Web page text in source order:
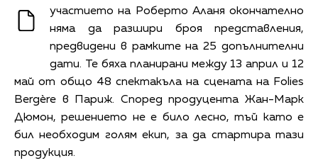
участието на Роберто Аланя окончателно
няма да разшири броя представления,
предвидени в рамките на 25 допълнителни
дати. Те бяха планирани между 13 април и 12
май от общо 48 спектакъла на сцената на Folies
Bergère в Париж.
Според продуцента Жан-Марк
Дюмон, решението не е било лесно, тъй като е
бил необходим голям екип, за да стартира тази
продукция.